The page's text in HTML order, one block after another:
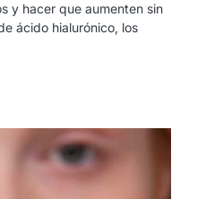
y hacer que aumenten sin
ácido hialurónico, los